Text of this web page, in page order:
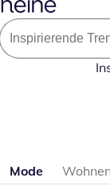
Mode Wohnen